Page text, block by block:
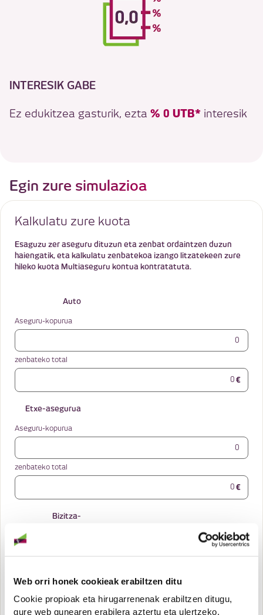
Web orri honek cookieak erabiltzen ditu
Cookie propioak eta hirugarrenenak erabiltzen ditugu,
gure web gunearen erabilera aztertu eta ulertzeko,
INTERESIK GABE
Ez edukitzea gasturik, ezta % 0 UTB* interesik
Egin zure simulazioa
Kalkulatu zure kuota
Esaguzu zer aseguru dituzun eta zenbat ordaintzen duzun
haiengatik, eta kalkulatu zenbatekoa izango litzatekeen zure
hileko kuota Multiaseguru kontua kontratatuta.
Auto
Aseguru-kopurua
zenbateko total
€
Etxe-asegurua
Aseguru-kopurua
zenbateko total
€
Bizitza-
Aseguru-kopurua
zenbateko total